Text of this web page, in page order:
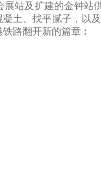
站及扩建的金钟站
土、找平腻子，以
路翻开新的篇章︰